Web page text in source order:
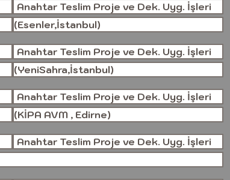
Anahtar Teslim Proje ve Dek. Uyg. İşleri
(Esenler,İstanbul)
Anahtar Teslim Proje ve Dek. Uyg. İşleri
(YeniSahra,İstanbul)
Anahtar Teslim Proje ve Dek. Uyg. İşleri
(KİPA AVM , Edirne)
Anahtar Teslim Proje ve Dek. Uyg. İşleri